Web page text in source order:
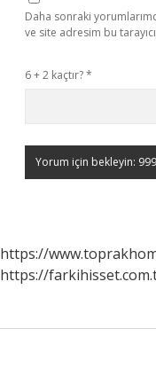
Daha sonraki
ve site adresim bu
6 + 2 kaçtır?*
https://
https://